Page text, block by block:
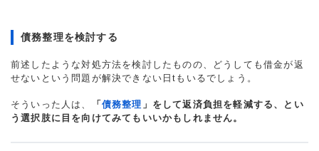
債務整理を検討する
前述したような対処方法を検討したものの、どうしても借金が返
せないという問題が解決できない日tもいるでしょう。
そういった人は、 「 債務整理 」をして返済負担を軽減する、とい
う選択肢に目を向けてみてもいいかもしれません。